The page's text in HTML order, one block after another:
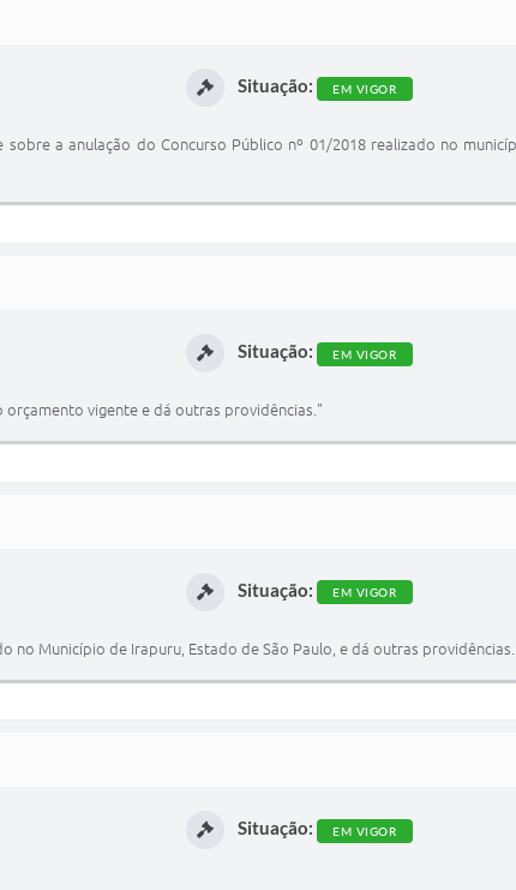
Situação: EM VIGOR
a anulação do Concurso Público nº 01/2018 realizado no
Situação: EM VIGOR
vigente e dá outras providências."
Situação: EM VIGOR
no Município de Irapuru, Estado de São Paulo, e dá outras
Situação: EM VIGOR